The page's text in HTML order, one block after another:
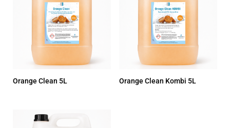
Orange Clean 5L Orange Clean Kombi 5L